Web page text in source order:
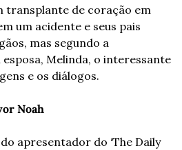
transplante de coração em
um acidente e seus pais
mas segundo a
Melinda, o interessante
e os diálogos.
Noah
apresentador do ‘The Daily